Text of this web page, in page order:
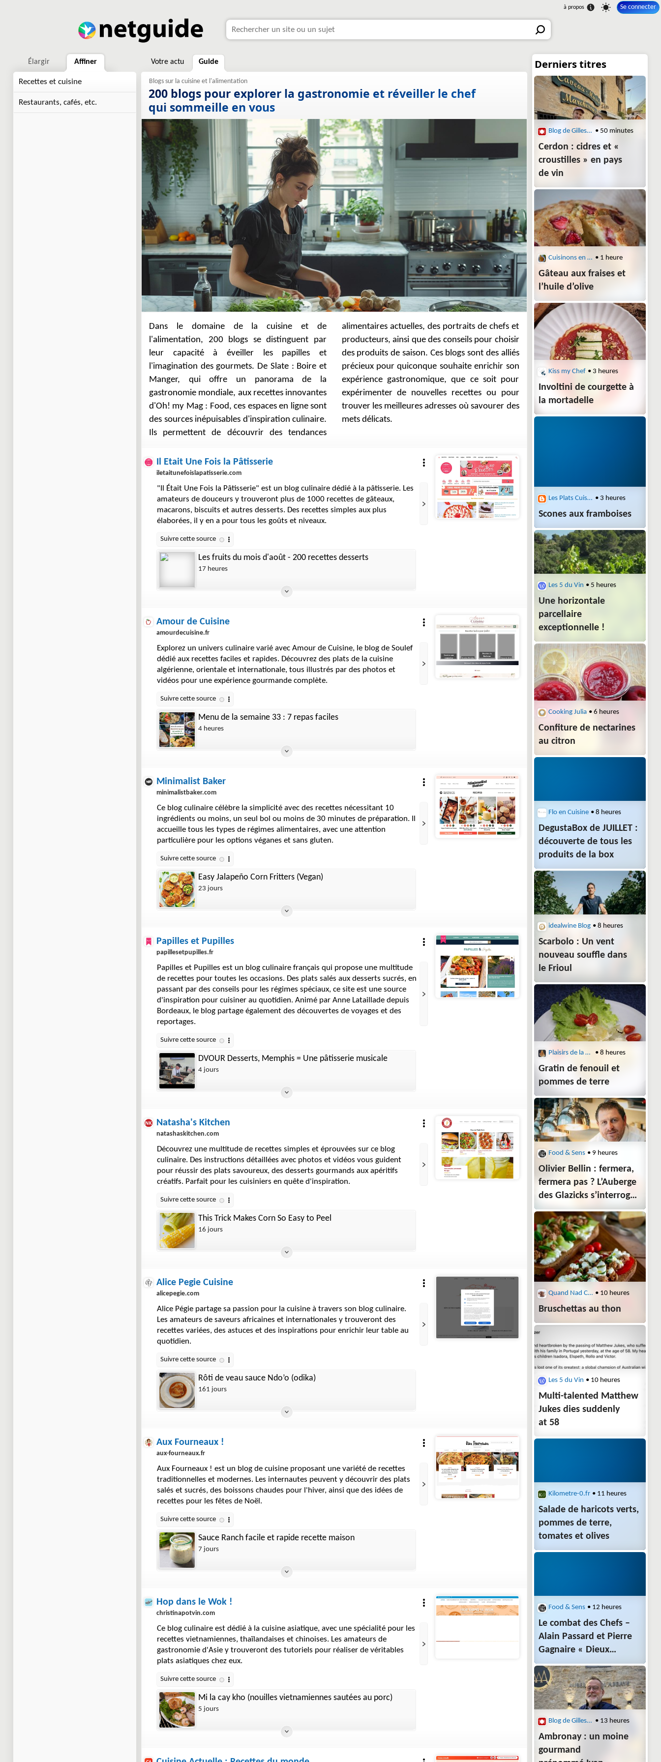
Se connecter
Élargir Affiner
Recettes et cuisine
Restaurants, cafés, etc.
Votre actu Guide
200 blogs pour explorer la gastronomie et réveiller le chef
qui sommeille en vous
Dans le domaine de la cuisine et de
l'alimentation, 200 blogs se distinguent par
leur capacité à éveiller les papilles et
l'imagination des gourmets. De Slate : Boire et
Manger, qui offre un panorama de la
gastronomie mondiale, aux recettes innovantes
d'Oh! my Mag : Food, ces espaces en ligne sont
des sources inépuisables d'inspiration culinaire.
Ils permettent de découvrir des tendances
alimentaires actuelles, des portraits de chefs et
producteurs, ainsi que des conseils pour choisir
des produits de saison. Ces blogs sont des alliés
précieux pour quiconque souhaite enrichir son
expérience gastronomique, que ce soit pour
expérimenter de nouvelles recettes ou pour
trouver les meilleures adresses où savourer des
mets délicats.
Il Etait Une Fois la Pâtisserie
iletaitunefoislapatisserie.com
"Il Était Une Fois la Pâtisserie" est un blog culinaire dédié à la pâtisserie. Les
amateurs de douceurs y trouveront plus de 1000 recettes de gâteaux,
macarons, biscuits et autres desserts. Des recettes simples aux plus
élaborées, il y en a pour tous les goûts et niveaux.
Les fruits du mois d'août - 200 recettes desserts
17 heures
Amour de Cuisine
amourdecuisine.fr
Explorez un univers culinaire varié avec Amour de Cuisine, le blog de Soulef
dédié aux recettes faciles et rapides. Découvrez des plats de la cuisine
algérienne, orientale et internationale, tous illustrés par des photos et
vidéos pour une expérience gourmande complète.
Menu de la semaine 33 : 7 repas faciles
4 heures
Minimalist Baker
minimalistbaker.com
Ce blog culinaire célèbre la simplicité avec des recettes nécessitant 10
ingrédients ou moins, un seul bol ou moins de 30 minutes de préparation. Il
accueille tous les types de régimes alimentaires, avec une attention
particulière pour les options véganes et sans gluten.
Easy Jalapeño Corn Fritters (Vegan)
23 jours
Papilles et Pupilles
papillesetpupilles.fr
Papilles et Pupilles est un blog culinaire français qui propose une multitude
de recettes pour toutes les occasions. Des plats salés aux desserts sucrés, en
passant par des conseils pour les régimes spéciaux, ce site est une source
d'inspiration pour cuisiner au quotidien. Animé par Anne Lataillade depuis
Bordeaux, le blog partage également des découvertes de voyages et des
reportages.
DVOUR Desserts, Memphis = Une pâtisserie musicale
4 jours
Natasha's Kitchen
natashaskitchen.com
Découvrez une multitude de recettes simples et éprouvées sur ce blog
culinaire. Des instructions détaillées avec photos et vidéos vous guident
pour réussir des plats savoureux, des desserts gourmands aux apéritifs
créatifs. Parfait pour les cuisiniers en quête d'inspiration.
This Trick Makes Corn So Easy to Peel
16 jours
Alice Pegie Cuisine
alicepegie.com
Alice Pégie partage sa passion pour la cuisine à travers son blog culinaire.
Les amateurs de saveurs africaines et internationales y trouveront des
recettes variées, des astuces et des inspirations pour enrichir leur table au
quotidien.
Rôti de veau sauce Ndo’o (odika)
161 jours
Aux Fourneaux !
aux-fourneaux.fr
Aux Fourneaux ! est un blog de cuisine proposant une variété de recettes
traditionnelles et modernes. Les internautes peuvent y découvrir des plats
salés et sucrés, des boissons chaudes pour l'hiver, ainsi que des idées de
recettes pour les fêtes de Noël.
Sauce Ranch facile et rapide recette maison
7 jours
Hop dans le Wok !
christinapotvin.com
Ce blog culinaire est dédié à la cuisine asiatique, avec une spécialité pour les
recettes vietnamiennes, thaïlandaises et chinoises. Les amateurs de
gastronomie d'Asie y trouveront des tutoriels pour réaliser de véritables
plats asiatiques chez eux.
Mi la cay kho (nouilles vietnamiennes sautées au porc)
5 jours
Blog de Gilles Pudlowski - Les Pieds dans le Plat • 50 minutes
Cerdon : cidres et «
croustilles » en pays
de vin
Cuisinons en Couleurs • 1 heure
Gâteau aux fraises et
l’huile d’olive
Kiss my Chef • 3 heures
Involtini de courgette à
la mortadelle
Les Plats Cuisinés de Esther B. • 3 heures
Scones aux framboises
Les 5 du Vin • 5 heures
Une horizontale
parcellaire
exceptionnelle !
Cooking Julia • 6 heures
Confiture de nectarines
au citron
Flo en Cuisine • 8 heures
DegustaBox de JUILLET :
découverte de tous les
produits de la box
idealwine Blog • 8 heures
Scarbolo : Un vent
nouveau souffle dans
le Frioul
Plaisirs de la Maison • 8 heures
Gratin de fenouil et
pommes de terre
Food & Sens • 9 heures
Olivier Bellin : fermera,
fermera pas ? L’Auberge
des Glazicks s’interroge
sur son avenir
Quand Nad Cuisine • 10 heures
Bruschettas au thon
Les 5 du Vin • 10 heures
Multi-talented Matthew
Jukes dies suddenly
at 58
Kilometre-0.fr • 11 heures
Salade de haricots verts,
pommes de terre,
tomates et olives
Food & Sens • 12 heures
Le combat des Chefs –
Alain Passard et Pierre
Gagnaire « Dieux
Vivants de la cuisine »
Blog de Gilles Pudlowski - Les Pieds dans le Plat • 13 heures
Ambronay : un moine
gourmand